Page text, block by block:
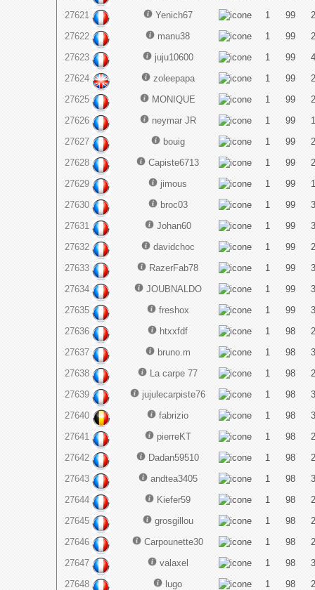
27621
Yenich67 1 99
2
27622
manu38 1 99
2
27623
juju10600 1 99
4
27624
zoleepapa 1 99
2
27625
MONIQUE 1 99
2
27626
neymar JR 1 99
1
27627
bouig 1 99
2
27628
Capiste6713 1 99
2
27629
jimous 1 99
1
27630
broc03 1 99
3
27631
Johan60 1 99
3
27632
davidchoc 1 99
2
27633
RazerFab78 1 99
3
27634
JOUBNALDO 1 99
3
27635
freshox 1 99
3
27636
htxxfdf 1 98
2
27637
bruno.m 1 98
3
27638
La carpe 77 1 98
2
27639
jujulecarpiste76 1 98
3
27640
fabrizio 1 98
3
27641
pierreKT 1 98
2
27642
Dadan59510 1 98
2
27643
andtea3405 1 98
3
27644
Kiefer59 1 98
2
27645
grosgillou 1 98
2
27646
Carpounette30 1 98
2
27647
valaxel 1 98
3
27648
lugo 1 98
2